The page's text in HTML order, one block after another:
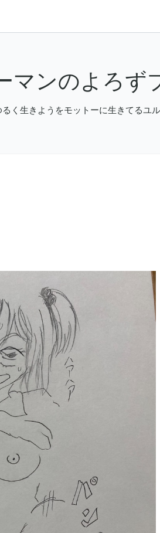
マンのよろず
く生きようをモットーに生きてるユ